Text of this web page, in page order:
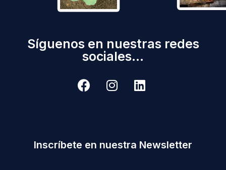
Síguenos en nuestras redes
sociales...
Inscríbete en nuestra Newsletter